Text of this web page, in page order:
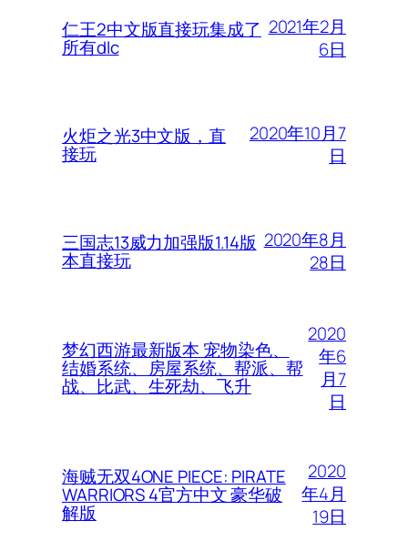
仁王2中文版直接玩集成了
所有dlc
2021年2月
6日
火炬之光3中文版，直
接玩
2020年10月7
日
三国志13威力加强版1.14版
本直接玩
2020年8月
28日
梦幻西游最新版本 宠物染色、
结婚系统、房屋系统、帮派、帮
战、比武、生死劫、飞升
2020
年6
月7
日
海贼无双4ONE PIECE: PIRATE
WARRIORS 4官方中文 豪华破
解版
2020
年4月
19日